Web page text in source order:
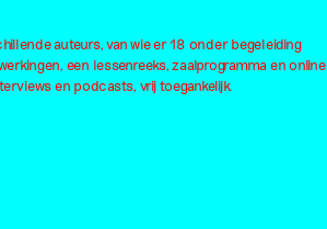
auteurs, van wie er 18 onder begeleiding
een lessenreeks, zaalprogramma en online
en podcasts, vrij toegankelijk.